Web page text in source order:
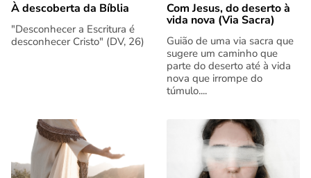
À descoberta da Bíblia
"Desconhecer a Escritura é
desconhecer Cristo" (DV, 26)
Com Jesus, do deserto à
vida nova (Via Sacra)
Guião de uma via sacra que
sugere um caminho que
parte do deserto até à vida
nova que irrompe do
túmulo....